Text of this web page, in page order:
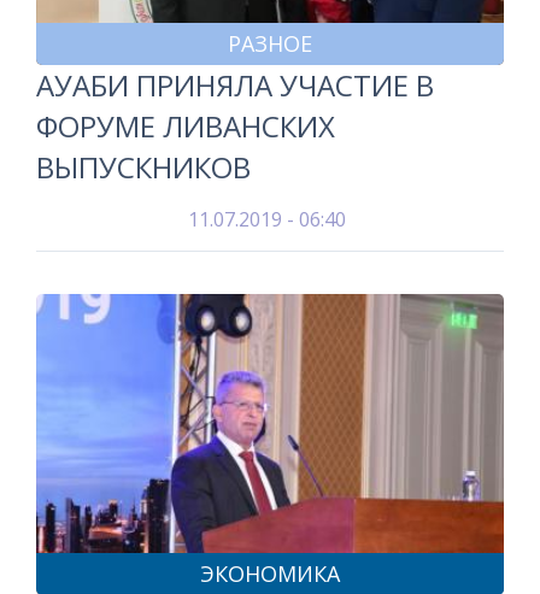
РАЗНОЕ
АУАБИ ПРИНЯЛА УЧАСТИЕ В
ФОРУМЕ ЛИВАНСКИХ
ВЫПУСКНИКОВ
11.07.2019 - 06:40
ЭКОНОМИКА